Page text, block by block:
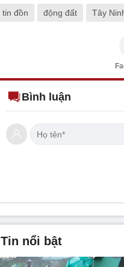
tin đồn động đất Tây
Bình luận
Tin nổi bật